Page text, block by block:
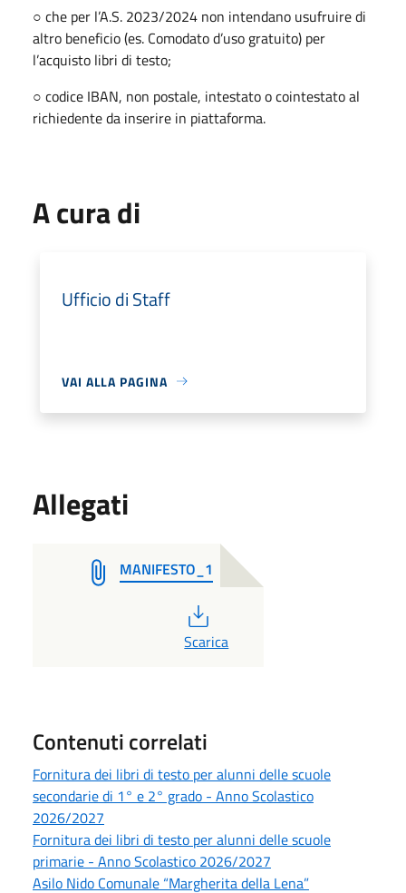
○ che per l’A.S. 2023/2024 non intendano usufruire di
altro beneficio (es. Comodato d’uso gratuito) per
l’acquisto libri di testo;
○ codice IBAN, non postale, intestato o cointestato al
richiedente da inserire in piattaforma.
A cura di
Ufficio di Staff
VAI ALLA PAGINA
Allegati
MANIFESTO_1
PDF
Scarica
Contenuti correlati
Fornitura dei libri di testo per alunni delle scuole
secondarie di 1° e 2° grado - Anno Scolastico
2026/2027
Fornitura dei libri di testo per alunni delle scuole
primarie - Anno Scolastico 2026/2027
Asilo Nido Comunale “Margherita della Lena”